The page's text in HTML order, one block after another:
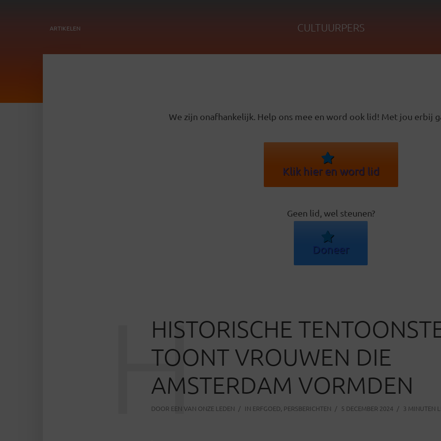
ARTIKELEN CULTUURPERS
We zijn onafhankelijk. Help ons mee en word ook lid! Met jou erbij
Klik hier en word lid
Geen lid, wel steunen?
Doneer
HISTORISCHE
TOONT VROUWEN DIE
AMSTERDAM VORMDEN
DOOR EEN VAN ONZE LEDEN IN ERFGOED, PERSBERICHTEN 5 DECEMBER 2024 3 MINUTEN
H